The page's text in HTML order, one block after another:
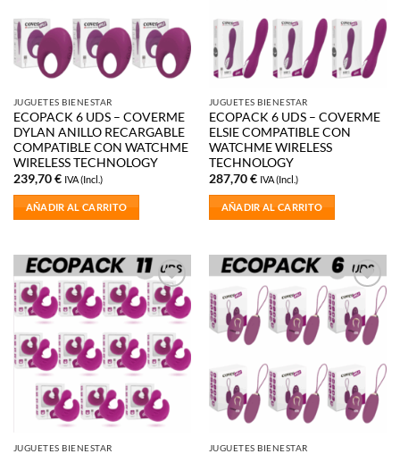
JUGUETES BIENESTAR
ECOPACK 6 UDS – COVERME
DYLAN ANILLO RECARGABLE
COMPATIBLE CON WATCHME
WIRELESS TECHNOLOGY
239,70€ IVA (Incl.)
AÑADIR AL CARRITO
JUGUETES BIENESTAR
ECOPACK 6 UDS – COVERME
ELSIE COMPATIBLE CON
WATCHME WIRELESS
TECHNOLOGY
287,70€ IVA (Incl.)
AÑADIR AL CARRITO
Añadir
a la
lista de
deseos
JUGUETES BIENESTAR
Añadir
a la
lista de
deseos
JUGUETES BIENESTAR